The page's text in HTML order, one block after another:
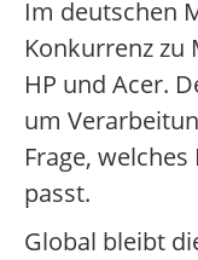
Im deutschen
Konkurrenz zu
HP und Acer.
um
Frage,
passt.
Global bleibt